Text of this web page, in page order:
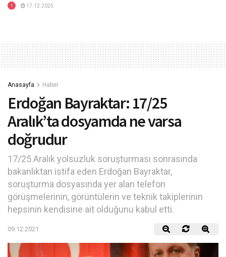
17.12.2025
Anasayfa Haber
Erdoğan Bayraktar: 17/25
Aralık’ta dosyamda ne varsa
doğrudur
17/25 Aralık yolsuzluk soruşturması sonrasında
bakanlıktan istifa eden Erdoğan Bayraktar,
soruşturma dosyasında yer alan telefon
görüşmelerinin, görüntülerin ve teknik takiplerinin
hepsinin kendisine ait olduğunu kabul etti.
09.12.2021